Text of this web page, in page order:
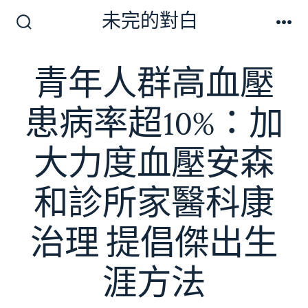
切
換
關
未完的對白
青年人群高血壓
患病率超10%：加
大力度血壓安森
和診所家醫科康
治理 提倡傑出生
涯方法